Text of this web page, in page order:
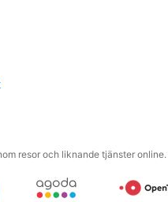
resor och liknande tjänster online.